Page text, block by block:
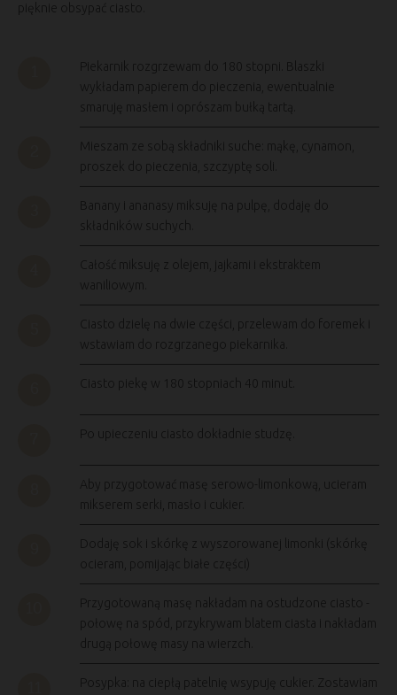
pięknie obsypać ciasto.
Piekarnik rozgrzewam do 180 stopni. Blaszki
wykładam papierem do pieczenia, ewentualnie
smaruję masłem i oprószam bułką tartą.
Mieszam ze sobą składniki suche: mąkę, cynamon,
proszek do pieczenia, szczyptę soli.
Banany i ananasy miksuję na pulpę, dodaję do
składników suchych.
Całość miksuję z olejem, jajkami i ekstraktem
waniliowym.
Ciasto dzielę na dwie części, przelewam do foremek i
wstawiam do rozgrzanego piekarnika.
Ciasto piekę w 180 stopniach 40 minut.
Po upieczeniu ciasto dokładnie studzę.
Aby przygotować masę serowo-limonkową, ucieram
mikserem serki, masło i cukier.
Dodaję sok i skórkę z wyszorowanej limonki (skórkę
ocieram, pomijając białe części)
Przygotowaną masę nakładam na ostudzone ciasto -
połowę na spód, przykrywam blatem ciasta i nakładam
drugą połowę masy na wierzch.
Posypka: na ciepłą patelnię wsypuję cukier. Zostawiam